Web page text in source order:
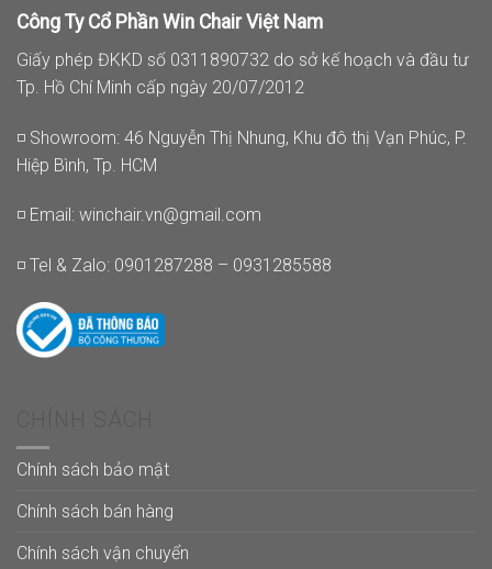
Công Ty Cổ Phần Win Chair Việt Nam
Giấy phép ĐKKD số 0311890732 do sở kế hoạch và đầu tư
Tp. Hồ Chí Minh cấp ngày 20/07/2012
◽ Showroom: 46 Nguyễn Thị Nhung, Khu đô thị Vạn Phúc, P.
Hiệp Bình, Tp. HCM
◽ Email: winchair.vn@gmail.com
◽ Tel & Zalo: 0901287288 – 0931285588
Chính sách bảo mật
Chính sách bán hàng
Chính sách vận chuyển